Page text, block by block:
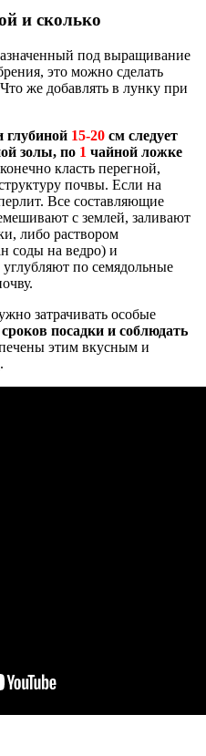
и сколько
под выращивание
это можно сделать
же добавлять в лунку при
глубиной 15-20 см следует
золы, по 1 чайной ложке
класть перегной,
почвы. Если на
Все составляющие
с землей, заливают
либо раствором
соды на ведро) и
по семядольные
затрачивать особые
посадки и соблюдать
этим вкусным и